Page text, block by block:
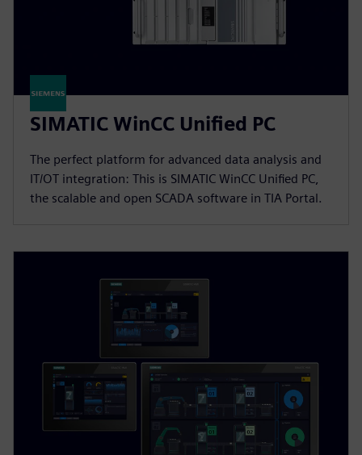
SIMATIC WinCC Unified PC
The perfect platform for advanced data analysis and
IT/OT integration: This is SIMATIC WinCC Unified PC,
the scalable and open SCADA software in TIA Portal.